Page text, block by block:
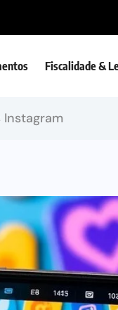
Fiscalidade &
Instagram